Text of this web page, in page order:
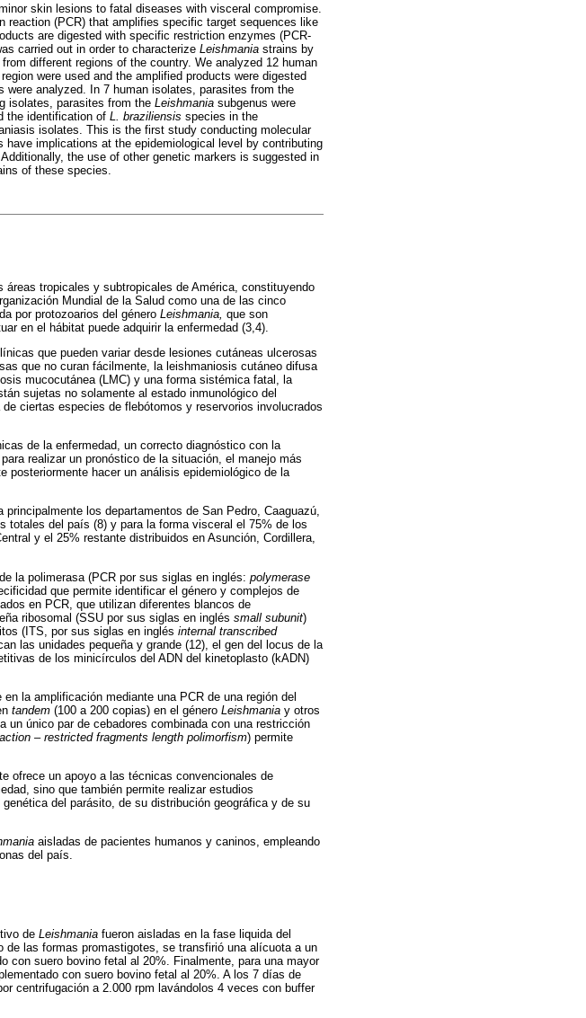
skin lesions to fatal diseases with visceral compromise.
reaction (PCR) that amplifies specific target sequences like
are digested with specific restriction enzymes (PCR-
carried out in order to characterize Leishmania strains by
different regions of the country. We analyzed 12 human
were used and the amplified products were digested
were analyzed. In 7 human isolates, parasites from the
isolates, parasites from the Leishmania subgenus were
the identification of L. braziliensis species in the
isolates. This is the first study conducting molecular
implications at the epidemiological level by contributing
the use of other genetic markers is suggested in
of these species.
áreas tropicales y subtropicales de América, constituyendo
Mundial de la Salud como una de las cinco
por protozoarios del género Leishmania, que son
en el hábitat puede adquirir la enfermedad (3,4).
que pueden variar desde lesiones cutáneas ulcerosas
que no curan fácilmente, la leishmaniosis cutáneo difusa
mucocutánea (LMC) y una forma sistémica fatal, la
sujetas no solamente al estado inmunológico del
ciertas especies de flebótomos y reservorios involucrados
de la enfermedad, un correcto diagnóstico con la
realizar un pronóstico de la situación, el manejo más
posteriormente hacer un análisis epidemiológico de la
los departamentos de San Pedro, Caaguazú,
totales del país (8) y para la forma visceral el 75% de los
y el 25% restante distribuidos en Asunción, Cordillera,
la polimerasa (PCR por sus siglas en inglés: polymerase
que permite identificar el género y complejos de
en PCR, que utilizan diferentes blancos de
ribosomal (SSU por sus siglas en inglés small subunit)
(ITS, por sus siglas en inglés internal transcribed
las unidades pequeña y grande (12), el gen del locus de la
de los minicírculos del ADN del kinetoplasto (kADN)
la amplificación mediante una PCR de una región del
tandem (100 a 200 copias) en el género Leishmania y otros
un único par de cebadores combinada con una restricción
– restricted fragments length polimorfism) permite
ofrece un apoyo a las técnicas convencionales de
sino que también permite realizar estudios
del parásito, de su distribución geográfica y de su
aisladas de pacientes humanos y caninos, empleando
del país.
de Leishmania fueron aisladas en la fase liquida del
las formas promastigotes, se transfirió una alícuota a un
con suero bovino fetal al 20%. Finalmente, para una mayor
con suero bovino fetal al 20%. A los 7 días de
centrifugación a 2.000 rpm lavándolos 4 veces con buffer